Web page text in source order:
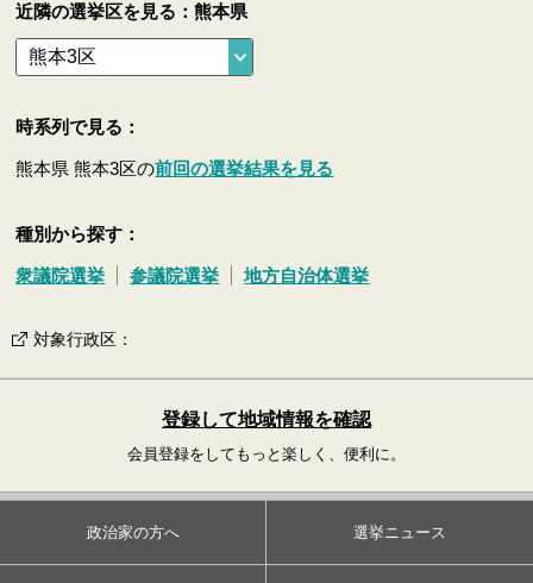
近隣の選挙区を見る：熊本県
時系列で見る：
熊本県 熊本3区の前回の選挙結果を見る
種別から探す：
衆議院選挙 参議院選挙 地方自治体選挙
対象行政区 ：
登録して地域情報を確認
会員登録をしてもっと楽しく、便利に。
政治家の方へ 選挙ニュース